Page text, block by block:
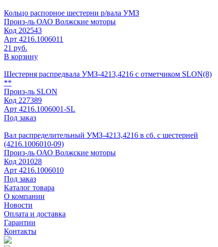
Кольцо распорное шестерни р/вала УМЗ
Произ-ль ОАО Волжские моторы
Код 202543
Арт 4216.1006011
21 руб.
В корзину
Шестерня распредвала УМЗ-4213,4216 с отметчиком SLON(8)
**
Произ-ль SLON
Код 227389
Арт 4216.1006001-SL
Под заказ
Вал распределительный УМЗ-4213,4216 в сб. с шестерней
(4216.1006010-09)
Произ-ль ОАО Волжские моторы
Код 201028
Арт 4216.1006010
Под заказ
Каталог товара
О компании
Новости
Оплата и доставка
Гарантии
Контакты